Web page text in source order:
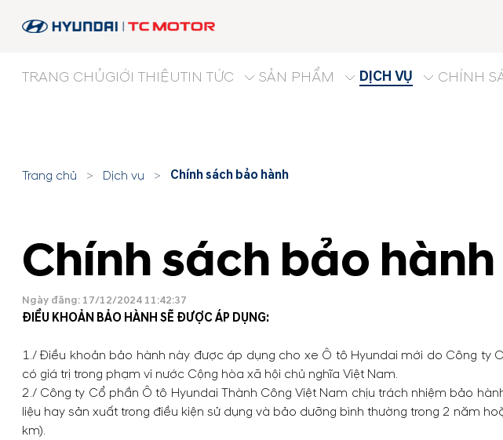
TRANG CHỦGIỚI THIỆUTIN TỨC SẢN PHẨM DỊCH VỤ CHÍNH
Trang chủ > Dịch vụ > Chính sách bảo hành
Chính sách bảo hành
Ngày đăng: 17/12/2024 11:42:37
ĐIỀU KHOẢN BẢO HÀNH SẼ ĐƯỢC ÁP DỤNG:
1./ Điều khoản bảo hành này được áp dụng cho xe Ô tô Hyundai mới do Công ty
có giá trị trong phạm vi nước Cộng hòa xã hội chủ nghĩa Việt Nam.
2./ Công ty Cổ phần Ô tô Hyundai Thành Công Việt Nam chịu trách nhiệm bảo
liệu hay sản xuất trong điều kiện sử dụng và bảo dưỡng bình thường trong 2 năm
km).